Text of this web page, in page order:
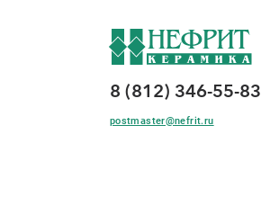
8 (812) 346-55-83
postmaster@nefrit.ru